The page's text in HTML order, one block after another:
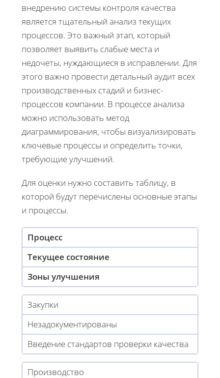
внедрению системы контроля качества
является тщательный анализ текущих
процессов. Это важный этап, который
позволяет выявить слабые места и
недочеты, нуждающиеся в исправлении. Для
этого важно провести детальный аудит всех
производственных стадий и бизнес-
процессов компании. В процессе анализа
можно использовать метод
диаграммирования, чтобы визуализировать
ключевые процессы и определить точки,
требующие улучшений.
Для оценки нужно составить таблицу, в
которой будут перечислены основные этапы
и процессы.
Процесс
Текущее состояние
Зоны улучшения
Закупки
Незадокументированы
Введение стандартов проверки качества
Производство